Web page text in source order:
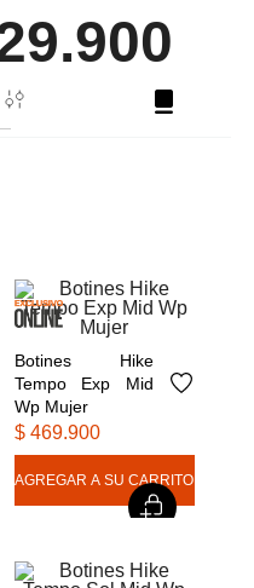
Botines Hike
Tempo Exp Mid
Wp Mujer
$ 469.900